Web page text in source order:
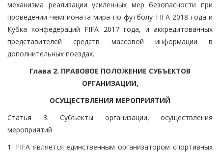
механизма реализации усиленных мер безопасности при
проведении чемпионата мира по футболу FIFA 2018 года и
Кубка конфедераций FIFA 2017 года, и аккредитованных
представителей средств массовой информации в
дополнительных поездах.
Глава 2. ПРАВОВОЕ ПОЛОЖЕНИЕ СУБЪЕКТОВ
ОРГАНИЗАЦИИ,
ОСУЩЕСТВЛЕНИЯ МЕРОПРИЯТИЙ
Статья 3. Субъекты организации, осуществления
мероприятий
1. FIFA является единственным организатором спортивных